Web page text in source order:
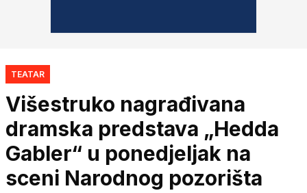
TEATAR
Višestruko nagrađivana
dramska predstava „Hedda
Gabler“ u ponedjeljak na
sceni Narodnog pozorišta